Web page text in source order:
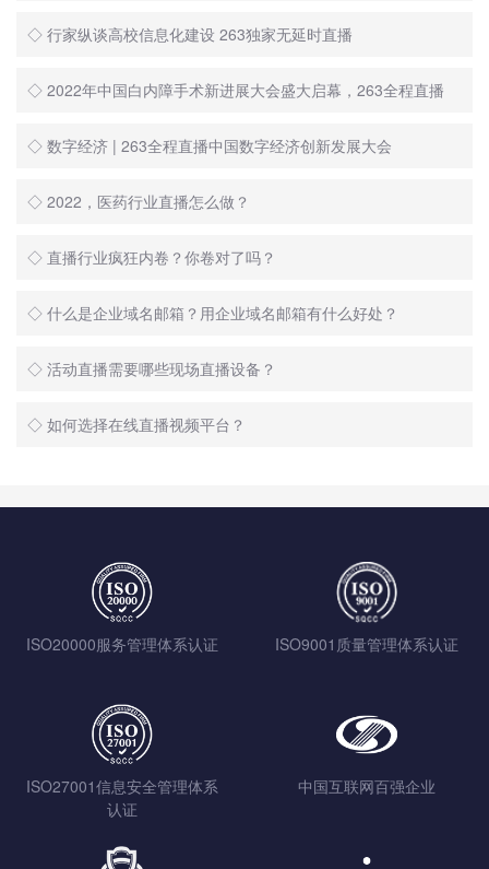
◇ 行家纵谈高校信息化建设 263独家无延时直播
◇ 2022年中国白内障手术新进展大会盛大启幕，263全程直播
◇ 数字经济 | 263全程直播中国数字经济创新发展大会
◇ 2022，医药行业直播怎么做？
◇ 直播行业疯狂内卷？你卷对了吗？
◇ 什么是企业域名邮箱？用企业域名邮箱有什么好处？
◇ 活动直播需要哪些现场直播设备？
◇ 如何选择在线直播视频平台？
ISO20000服务管理体系认证 ISO9001质量管理体系认证
ISO27001信息安全管理体系
认证
中国互联网百强企业